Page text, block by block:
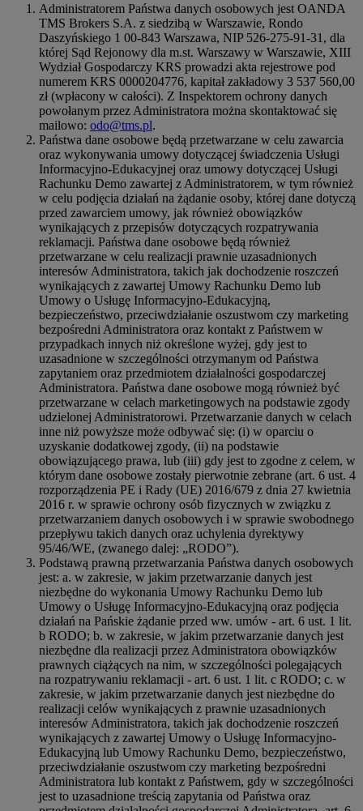
Administratorem Państwa danych osobowych jest OANDA
TMS Brokers S.A. z siedzibą w Warszawie, Rondo
Daszyńskiego 1 00-843 Warszawa, NIP 526-275-91-31, dla
której Sąd Rejonowy dla m.st. Warszawy w Warszawie, XIII
Wydział Gospodarczy KRS prowadzi akta rejestrowe pod
numerem KRS 0000204776, kapitał zakładowy 3 537 560,00
zł (wpłacony w całości). Z Inspektorem ochrony danych
powołanym przez Administratora można skontaktować się
mailowo: odo@tms.pl.
Państwa dane osobowe będą przetwarzane w celu zawarcia
oraz wykonywania umowy dotyczącej świadczenia Usługi
Informacyjno-Edukacyjnej oraz umowy dotyczącej Usługi
Rachunku Demo zawartej z Administratorem, w tym również
w celu podjęcia działań na żądanie osoby, której dane dotyczą
przed zawarciem umowy, jak również obowiązków
wynikających z przepisów dotyczących rozpatrywania
reklamacji. Państwa dane osobowe będą również
przetwarzane w celu realizacji prawnie uzasadnionych
interesów Administratora, takich jak dochodzenie roszczeń
wynikających z zawartej Umowy Rachunku Demo lub
Umowy o Usługę Informacyjno-Edukacyjną,
bezpieczeństwo, przeciwdziałanie oszustwom czy marketing
bezpośredni Administratora oraz kontakt z Państwem w
przypadkach innych niż określone wyżej, gdy jest to
uzasadnione w szczególności otrzymanym od Państwa
zapytaniem oraz przedmiotem działalności gospodarczej
Administratora. Państwa dane osobowe mogą również być
przetwarzane w celach marketingowych na podstawie zgody
udzielonej Administratorowi. Przetwarzanie danych w celach
inne niż powyższe może odbywać się: (i) w oparciu o
uzyskanie dodatkowej zgody, (ii) na podstawie
obowiązującego prawa, lub (iii) gdy jest to zgodne z celem, w
którym dane osobowe zostały pierwotnie zebrane (art. 6 ust. 4
rozporządzenia PE i Rady (UE) 2016/679 z dnia 27 kwietnia
2016 r. w sprawie ochrony osób fizycznych w związku z
przetwarzaniem danych osobowych i w sprawie swobodnego
przepływu takich danych oraz uchylenia dyrektywy
95/46/WE, (zwanego dalej: „RODO”).
Podstawą prawną przetwarzania Państwa danych osobowych
jest: a. w zakresie, w jakim przetwarzanie danych jest
niezbędne do wykonania Umowy Rachunku Demo lub
Umowy o Usługę Informacyjno-Edukacyjną oraz podjęcia
działań na Pańskie żądanie przed ww. umów - art. 6 ust. 1 lit.
b RODO; b. w zakresie, w jakim przetwarzanie danych jest
niezbędne dla realizacji przez Administratora obowiązków
prawnych ciążących na nim, w szczególności polegających
na rozpatrywaniu reklamacji - art. 6 ust. 1 lit. c RODO; c. w
zakresie, w jakim przetwarzanie danych jest niezbędne do
realizacji celów wynikających z prawnie uzasadnionych
interesów Administratora, takich jak dochodzenie roszczeń
wynikających z zawartej Umowy o Usługę Informacyjno-
Edukacyjną lub Umowy Rachunku Demo, bezpieczeństwo,
przeciwdziałanie oszustwom czy marketing bezpośredni
Administratora lub kontakt z Państwem, gdy w szczególności
jest to uzasadnione treścią zapytania od Państwa oraz